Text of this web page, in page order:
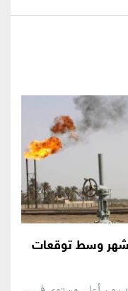
شهر وسط توقعات